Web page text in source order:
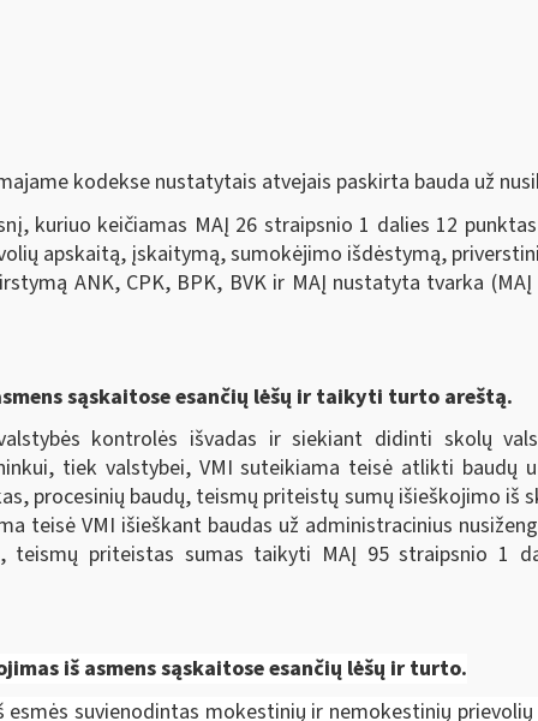
kodekse nustatytais atvejais paskirta bauda už
kuriuo keičiamas MAĮ 26 straipsnio 1 dalies 12
apskaitą, įskaitymą, sumokėjimo išdėstymą,
ANK, CPK, BPK, BVK ir MAĮ nustatyta tvarka
sąskaitose esančių lėšų ir taikyti turto areštą.
kontrolės išvadas ir siekiant didinti skolų
tiek valstybei, VMI suteikiama teisė atlikti baudų
procesinių baudų, teismų priteistų sumų išieškojimo iš
VMI išieškant baudas už administracinius
teismų priteistas sumas taikyti MAĮ 95 straipsnio 1
iš asmens sąskaitose esančių lėšų ir turto.
suvienodintas mokestinių ir nemokestinių